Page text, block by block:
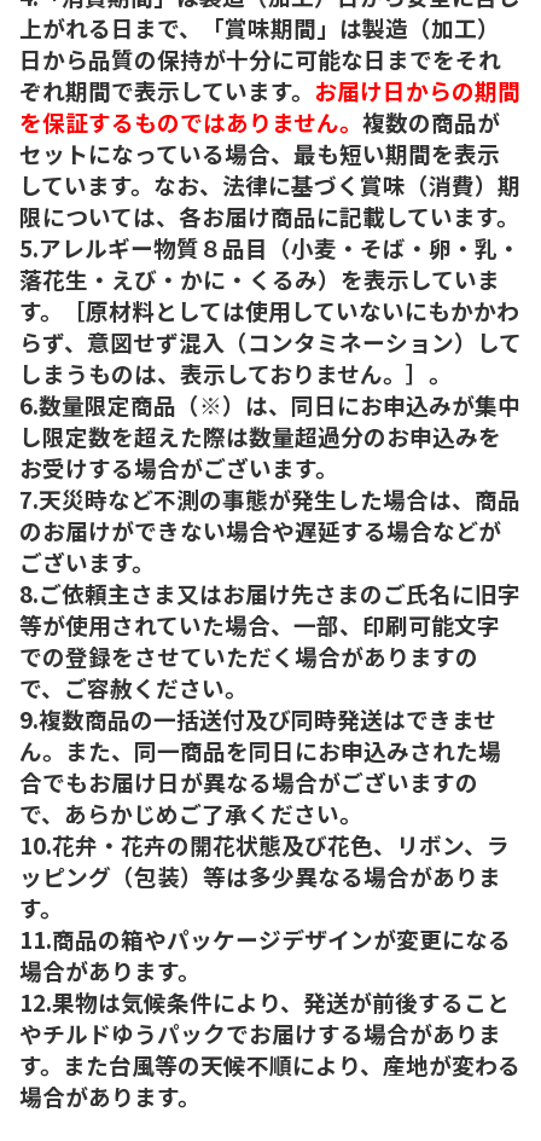
上がれる日まで、「賞味期間」は製造（加工）
日から品質の保持が十分に可能な日までをそれ
ぞれ期間で表示しています。 お届け日からの期間
を保証するものではありません。 複数の商品が
セットになっている場合、最も短い期間を表示
しています。なお、法律に基づく賞味（消費）期
限については、各お届け商品に記載しています。
5.アレルギー物質８品目（小麦・そば・卵・乳・
落花生・えび・かに・くるみ）を表示していま
す。［原材料としては使用していないにもかかわ
らず、意図せず混入（コンタミネーション）して
しまうものは、表示しておりません。］。
6.数量限定商品（※）は、同日にお申込みが集中
し限定数を超えた際は数量超過分のお申込みを
お受けする場合がございます。
7.天災時など不測の事態が発生した場合は、商品
のお届けができない場合や遅延する場合などが
ございます。
8.ご依頼主さま又はお届け先さまのご氏名に旧字
等が使用されていた場合、一部、印刷可能文字
での登録をさせていただく場合がありますの
で、ご容赦ください。
9.複数商品の一括送付及び同時発送はできませ
ん。また、同一商品を同日にお申込みされた場
合でもお届け日が異なる場合がございますの
で、あらかじめご了承ください。
10.花弁・花卉の開花状態及び花色、リボン、ラ
ッピング（包装）等は多少異なる場合がありま
す。
11.商品の箱やパッケージデザインが変更になる
場合があります。
12.果物は気候条件により、発送が前後すること
やチルドゆうパックでお届けする場合がありま
す。また台風等の天候不順により、産地が変わる
場合があります。